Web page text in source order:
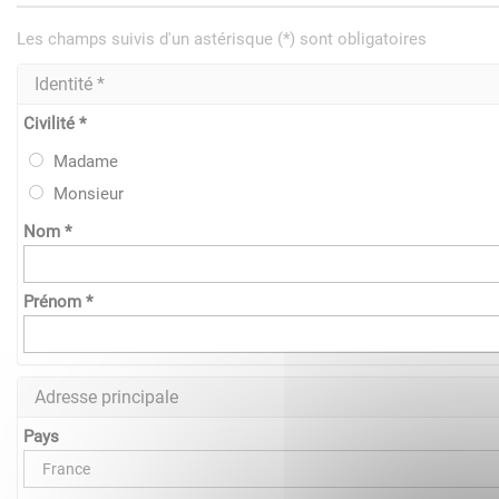
Les champs suivis d'un astérisque (*) sont obligatoires
Identité *
Civilité *
Madame
Monsieur
Nom *
Prénom *
Adresse principale
Pays
France